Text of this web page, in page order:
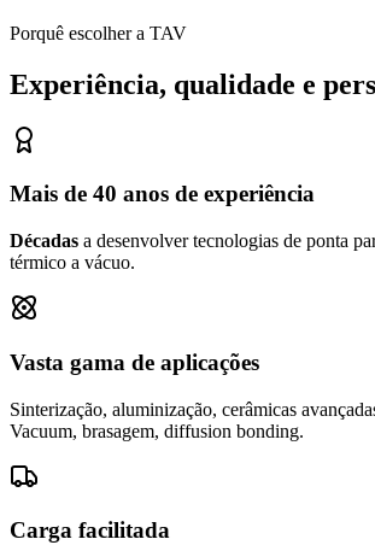
Porquê escolher a TAV
Experiência, qualidade e
Mais de 40 anos de experiência
Décadas a desenvolver tecnologias de ponta
térmico a vácuo.
Vasta gama de aplicações
Sinterização, aluminização, cerâmicas
Vacuum, brasagem, diffusion bonding.
Carga facilitada